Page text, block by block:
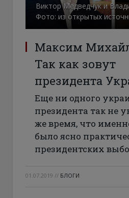
Виктор Медведчук и
Фото: из открытых
Максим
Так как зовут
президента
Еще ни одного
президента так не
же время, что
было ясно
президентских
01.07.2019 // БЛОГИ